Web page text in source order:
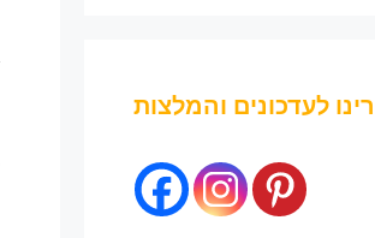
לעדכונים והמלצות